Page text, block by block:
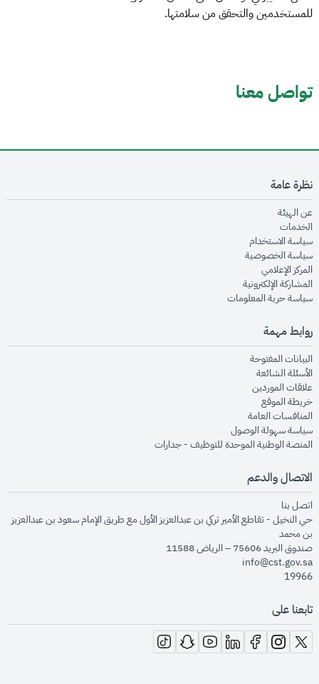
للمستخدمين والتحقق من سلامتها.
تواصل معنا
نظرة عامة
عن الهيئةopens in new window
الخدماتopens in new window
سياسة الاستخدام
سياسة الخصوصيةopens in new window
المركز الإعلاميopens in new window
المشاركة الإلكترونيةopens in new window
سياسة حرية المعلوماتopens in new window
روابط مهمة
البيانات المفتوحةopens in new window
الأسئلة الشائعةopens in new window
علاقات الموردينopens in new window
خريطة الموقعopens in new window
المنافسات العامةopens in new window
سياسة سهولة الوصولopens in new window
المنصة الوطنية الموحدة للتوظيف - جداراتopens in new window
الاتصال والدعم
اتصل بنا
حي النخيل - تقاطع الأمير تركي بن عبدالعزيز الأول مع طريق الإمام سعود بن عبدالعزيز
بن محمد
صندوق البريد 75606 – الرياض 11588
info@cst.gov.sa
19966
تابعنا على
opens in new window
opens in new window
opens in new window
opens in new window
opens in new window
opens in new window
opens in new window